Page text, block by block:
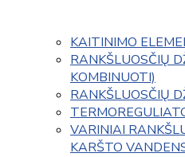
KAITINIMO
RANKŠLUOSČIŲ
KOMBINUOTI)
RANKŠLUOSČIŲ
VARINIAI
KARŠTO